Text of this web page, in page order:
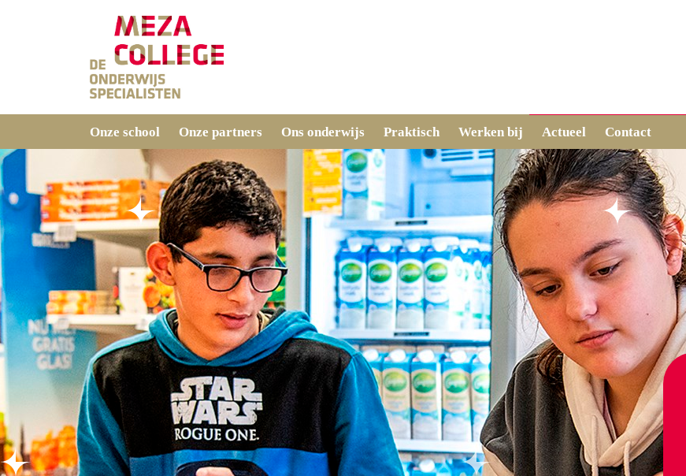
Onze school Onze partners Ons onderwijs Praktisch Werken bij Actueel Contact